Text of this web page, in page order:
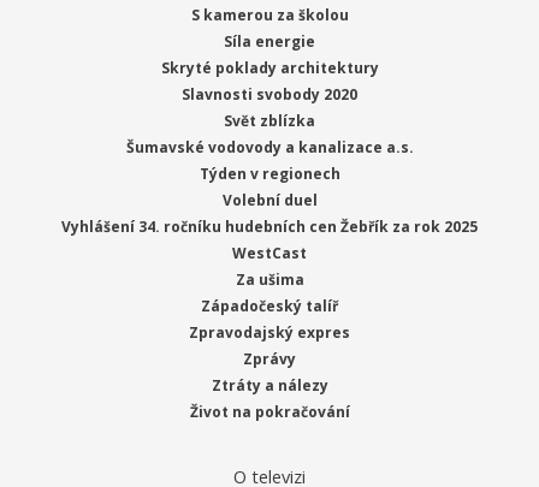
S kamerou za školou
Síla energie
Skryté poklady architektury
Slavnosti svobody 2020
Svět zblízka
Šumavské vodovody a kanalizace a.s.
Týden v regionech
Volební duel
Vyhlášení 34. ročníku hudebních cen Žebřík za rok 2025
WestCast
Za ušima
Západočeský talíř
Zpravodajský expres
Zprávy
Ztráty a nálezy
Život na pokračování
O televizi